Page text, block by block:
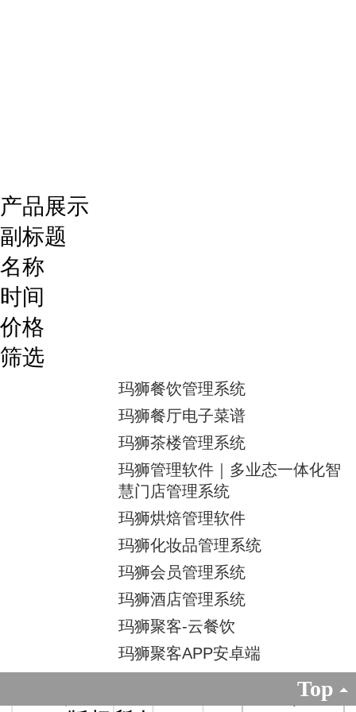
产品展示
副标题
名称
时间
价格
筛选
玛狮餐饮管理系统
玛狮餐厅电子菜谱
玛狮茶楼管理系统
玛狮管理软件｜多业态一体化智
慧门店管理系统
玛狮烘焙管理软件
玛狮化妆品管理系统
玛狮会员管理系统
玛狮酒店管理系统
玛狮聚客-云餐饮
玛狮聚客APP安卓端
Top